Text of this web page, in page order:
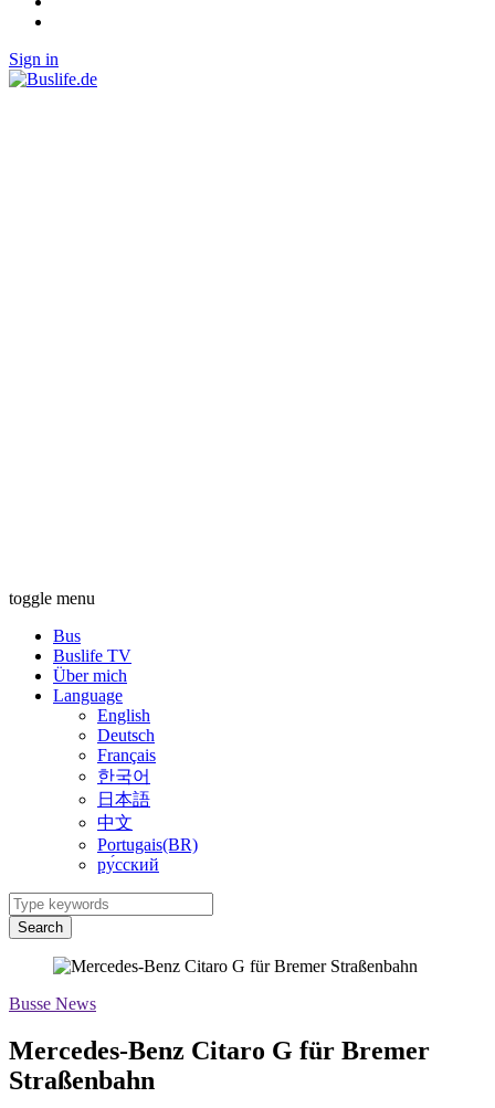
Sign in
toggle menu
Bus
Buslife TV
Über mich
Language
English
Deutsch
Français
한국어
日本語
中文
Portugais(BR)
ру́сский
Search
Busse News
Mercedes-Benz Citaro G für Bremer
Straßenbahn